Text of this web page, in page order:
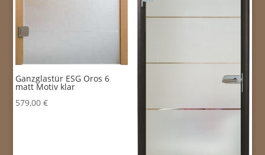
Ganzglastür ESG Oros 6
matt Motiv klar
579,00€